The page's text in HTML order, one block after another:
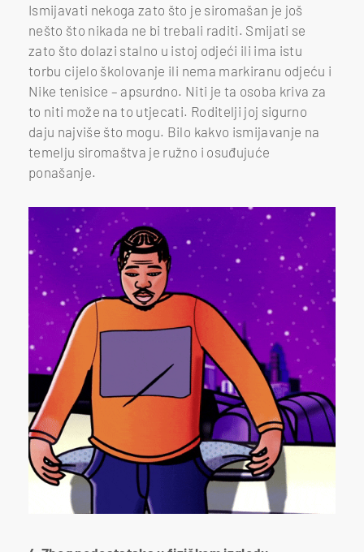
Ismijavati nekoga zato što je siromašan je još
nešto što nikada ne bi trebali raditi. Smijati se
zato što dolazi stalno u istoj odjeći ili ima istu
torbu cijelo školovanje ili nema markiranu odjeću i
Nike tenisice – apsurdno. Niti je ta osoba kriva za
to niti može na to utjecati. Roditelji joj sigurno
daju najviše što mogu. Bilo kakvo ismijavanje na
temelju siromaštva je ružno i osuđujuće
ponašanje.